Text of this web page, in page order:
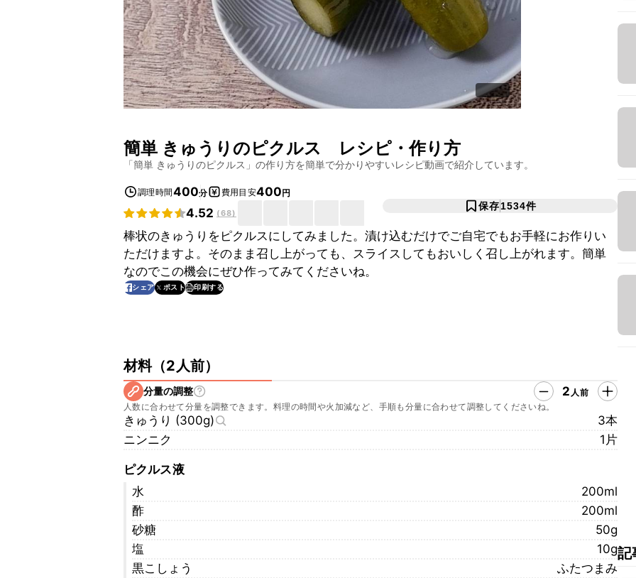
簡単 きゅうりのピクルス レシピ・作り方
「簡単 きゅうりのピクルス 」の作り方を簡単で分かりやすいレシピ動画で紹介しています。
調理時間400分 費用目安400円
4.52 (68)
保存1534件
棒状のきゅうりをピクルスにしてみました。漬け込むだけでご自宅でもお手軽にお作りい
ただけますよ。そのまま召し上がっても、スライスしてもおいしく召し上がれます。簡単
なのでこの機会にぜひ作ってみてくださいね。
シェア ポスト 印刷する
材料（2人前）
分量の調整 2 人前
人数に合わせて分量を調整できます。料理の時間や火加減など、手順も分量に合わせて調整してくださいね。
きゅうり (300g)
3本
ニンニク
1片
ピクルス液
水
200ml
酢
200ml
砂糖
50g
塩
10g
黒こしょう
ふたつまみ
記